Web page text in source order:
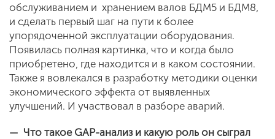
обслуживанием и хранением валов БДМ5 и БДМ8,
и сделать первый шаг на пути к более
упорядоченной эксплуатации оборудования.
Появилась полная картинка, что и когда было
приобретено, где находится и в каком состоянии.
Также я вовлекался в разработку методики оценки
экономического эффекта от выявленных
улучшений. И участвовал в разборе аварий.
— Что такое GAP-анализ и какую роль он сыграл